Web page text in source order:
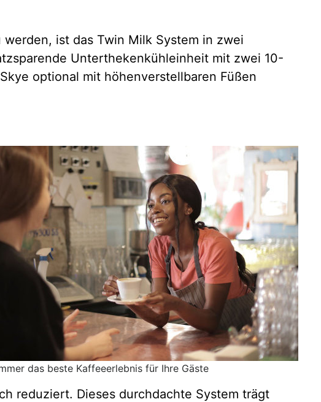
ist das Twin Milk System in zwei
Unterthekenkühleinheit mit zwei 10-
optional mit höhenverstellbaren Füßen
das beste Kaffeeerlebnis für Ihre Gäste
reduziert. Dieses durchdachte System trägt